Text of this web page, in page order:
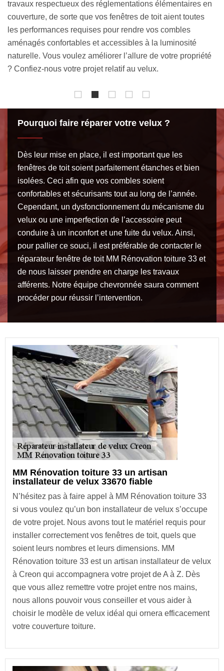
permettra de trouver la source du problème. Peut-être que
le joint n’est plus en bon état, que l’étanchéité de la fenêtre
de toit est endommagée, etc. Selon la raison constatée,
nous pourrons alors trouver la solution appropriée.
Pourquoi faire réparer votre velux ?
Dès leur mise en place, il est important que les
fenêtres de toit soient parfaitement étanches et bien
isolées. Ceci afin que vos combles soient
confortables et sécurisants tout au long de l’année.
Cependant, un dysfonctionnement du mécanisme du
velux ou une imperfection de l’accessoire peut
conduire à un inconfort et une fuite du velux. Ainsi,
pour pallier ce souci, il est préférable de contacter le
réparateur fenêtre de toit MM Rénovation toiture 33 et
de nous laisser prendre en charge les travaux
afférents. Notre équipe chevronnée saura comment
procéder pour réussir l’intervention.
MM Rénovation toiture 33 un artisan
installateur de velux 33670 fiable
N’hésitez pas à faire appel à MM Rénovation toiture 33
si vous voulez qu’un bon installateur de velux s’occupe
de votre projet. Nous avons tout le matériel requis pour
installer correctement vos fenêtres de toit, quels que
soient leurs nombres et leurs dimensions. MM
Rénovation toiture 33 est un artisan installateur de velux
à Creon qui accompagnera votre projet de A à Z. Dès
que vous allez remettre votre projet entre nos mains,
nous allons pouvoir vous conseiller et vous aider à
choisir le modèle de velux idéal qui ornera efficacement
votre couverture toiture.